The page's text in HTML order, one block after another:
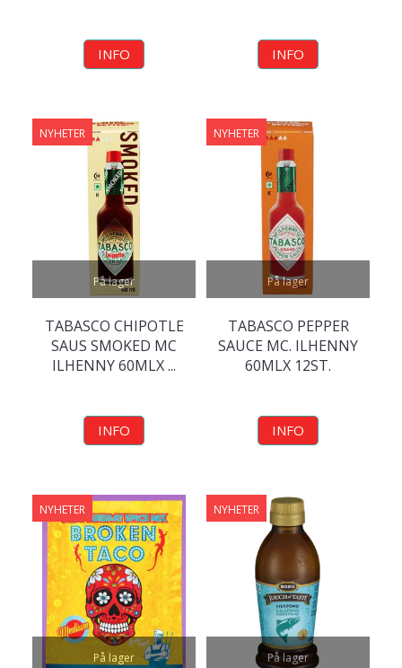
INFO INFO
På lager
NYHETER
TABASCO CHIPOTLE
SAUS SMOKED MC
ILHENNY 60MLX ...
INFO
På lager
NYHETER
TABASCO PEPPER
SAUCE MC. ILHENNY
60MLX 12ST.
INFO
På lager
NYHETER
På lager
NYHETER